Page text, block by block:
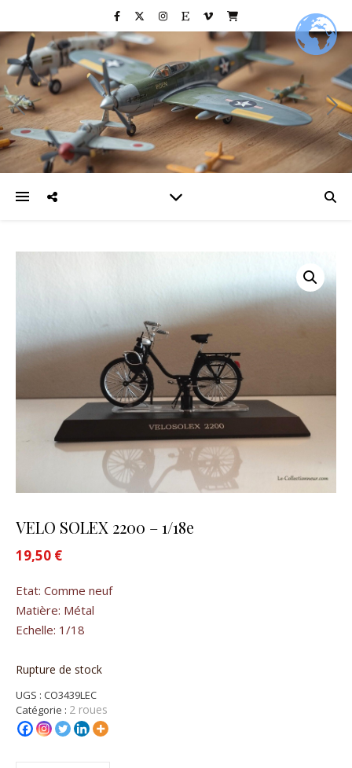
VELO SOLEX 2200 – 1/18e
19,50 €
Etat: Comme neuf
Matière: Métal
Echelle: 1/18
Rupture de stock
UGS : CO3439LEC
Catégorie : 2 roues